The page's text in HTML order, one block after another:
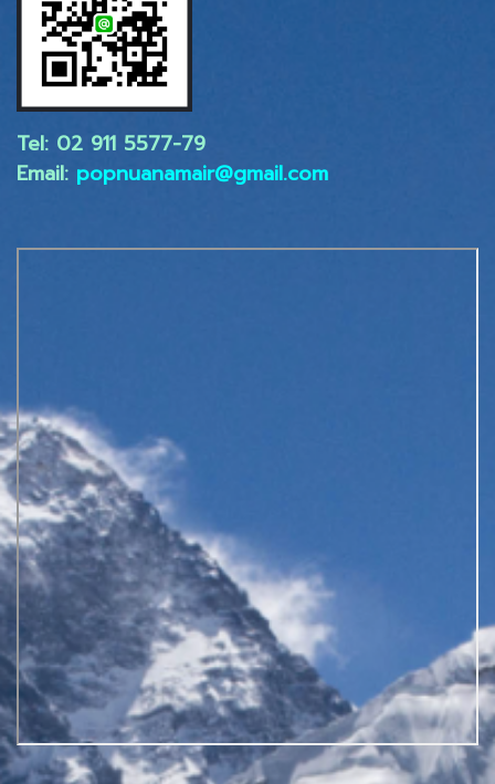
Tel: 02 ​911 5577-79
Email: popnuanamair@gmail.com